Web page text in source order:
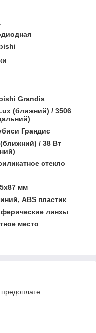
Grandis
(ближний) / 3506
Грандис
/ 38 Вт
стекло
мм
ABS пластик
линзы
место